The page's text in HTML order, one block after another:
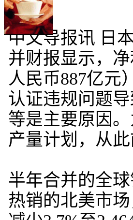
中文导报讯 日
并财报显示，
人民币887亿元
认证违规问题
等是主要原因
产量计划，从
半年合并的全
热销的北美市